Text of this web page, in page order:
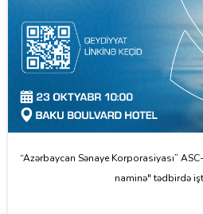
“Azərbaycan Sənaye Korporasiyası”
naminə" tədbirdə